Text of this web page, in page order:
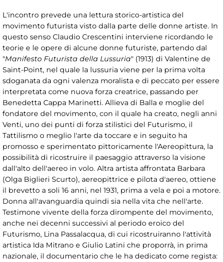
L'incontro prevede una lettura storico-artistica del
movimento futurista visto dalla parte delle donne artiste. In
questo senso Claudio Crescentini interviene ricordando le
teorie e le opere di alcune donne futuriste, partendo dal
"Manifesto Futurista della Lussuria" (1913) di Valentine de
Saint-Point, nel quale la lussuria viene per la prima volta
sdoganata da ogni valenza moralista e di peccato per essere
interpretata come nuova forza creatrice, passando per
Benedetta Cappa Marinetti. Allieva di Balla e moglie del
fondatore del movimento, con il quale ha creato, negli anni
Venti, uno dei punti di forza stilistici del Futurismo, il
Tattilismo o meglio l'arte da toccare e in seguito ha
promosso e sperimentato pittoricamente l'Aereopittura, la
possibilità di ricostruire il paesaggio attraverso la visione
dall'alto dell'aereo in volo. Altra artista affrontata Barbara
(Olga Biglieri Scurto), aereopittrice e pilota d'aereo, ottiene
il brevetto a soli 16 anni, nel 1931, prima a vela e poi a motore.
Donna all'avanguardia quindi sia nella vita che nell'arte.
Testimone vivente della forza dirompente del movimento,
anche nei decenni successivi al periodo eroico del
Futurismo, Lina Passalacqua, di cui ricostruiranno l'attività
artistica Ida Mitrano e Giulio Latini che proporrà, in prima
nazionale, il documentario che le ha dedicato come regista: